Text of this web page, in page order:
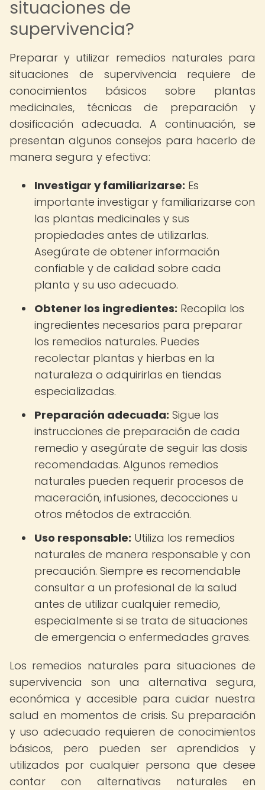
situaciones de
supervivencia?
Preparar y utilizar remedios naturales para
situaciones de supervivencia requiere de
conocimientos básicos sobre plantas
medicinales, técnicas de preparación y
dosificación adecuada. A continuación, se
presentan algunos consejos para hacerlo de
manera segura y efectiva:
Investigar y familiarizarse: Es
importante investigar y familiarizarse con
las plantas medicinales y sus
propiedades antes de utilizarlas.
Asegúrate de obtener información
confiable y de calidad sobre cada
planta y su uso adecuado.
Obtener los ingredientes: Recopila los
ingredientes necesarios para preparar
los remedios naturales. Puedes
recolectar plantas y hierbas en la
naturaleza o adquirirlas en tiendas
especializadas.
Preparación adecuada: Sigue las
instrucciones de preparación de cada
remedio y asegúrate de seguir las dosis
recomendadas. Algunos remedios
naturales pueden requerir procesos de
maceración, infusiones, decocciones u
otros métodos de extracción.
Uso responsable: Utiliza los remedios
naturales de manera responsable y con
precaución. Siempre es recomendable
consultar a un profesional de la salud
antes de utilizar cualquier remedio,
especialmente si se trata de situaciones
de emergencia o enfermedades graves.
Los remedios naturales para situaciones de
supervivencia son una alternativa segura,
económica y accesible para cuidar nuestra
salud en momentos de crisis. Su preparación
y uso adecuado requieren de conocimientos
básicos, pero pueden ser aprendidos y
utilizados por cualquier persona que desee
contar con alternativas naturales en